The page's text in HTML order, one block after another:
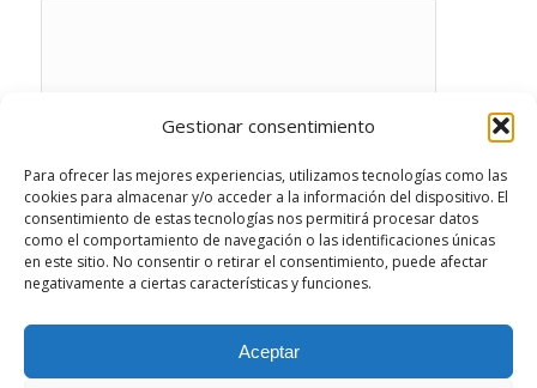
Gestionar consentimiento
Para ofrecer las mejores experiencias, utilizamos tecnologías como las
cookies para almacenar y/o acceder a la información del dispositivo. El
consentimiento de estas tecnologías nos permitirá procesar datos
como el comportamiento de navegación o las identificaciones únicas
en este sitio. No consentir o retirar el consentimiento, puede afectar
negativamente a ciertas características y funciones.
Aceptar